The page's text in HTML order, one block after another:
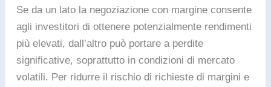
Se da un lato la negoziazione con margine consente
agli investitori di ottenere potenzialmente rendimenti
più elevati, dall’altro può portare a perdite
significative, soprattutto in condizioni di mercato
volatili. Per ridurre il rischio di richieste di margini e